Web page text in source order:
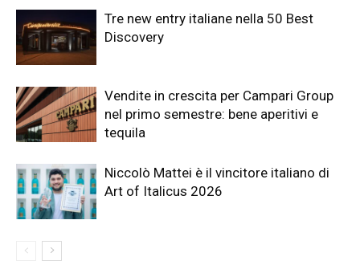
Tre new entry italiane nella 50 Best
Discovery
Vendite in crescita per Campari Group
nel primo semestre: bene aperitivi e
tequila
Niccolò Mattei è il vincitore italiano di
Art of Italicus 2026